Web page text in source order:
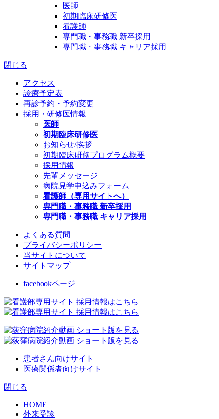
医師
初期臨床研修医
看護師
専門職・事務職 新卒採用
専門職・事務職 キャリア採用
閉じる
アクセス
診療予定表
再診予約・予約変更
採用・研修医情報
医師
初期臨床研修医
お知らせ/挨拶
初期臨床研修プログラム概要
採用情報
先輩メッセージ
病院見学申込みフォーム
看護師（専用サイトへ）
専門職・事務職 新卒採用
専門職・事務職 キャリア採用
よくある質問
プライバシーポリシー
当サイトについて
サイトマップ
facebookページ
患者さん向けサイト
医療関係者向けサイト
閉じる
HOME
外来受診